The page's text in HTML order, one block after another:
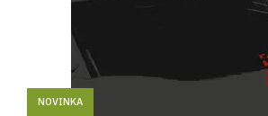
NOVINKA